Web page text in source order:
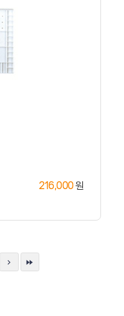
216,000 원